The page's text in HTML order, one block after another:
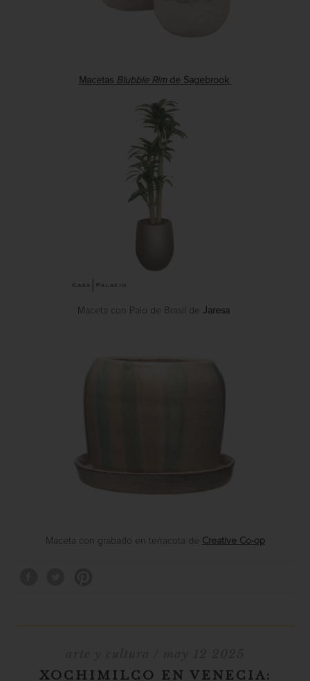
MacetasBlubble Rimde Sagebrook
Maceta con Palo de Brasil de Jaresa
Maceta con grabado en terracota de Creative Co-op
XOCHIMILCO EN VENECIA: